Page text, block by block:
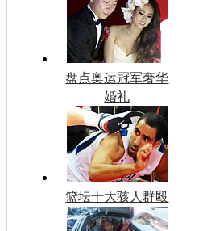
盘点奥运冠军奢华
婚礼
篮坛十大骇人群殴